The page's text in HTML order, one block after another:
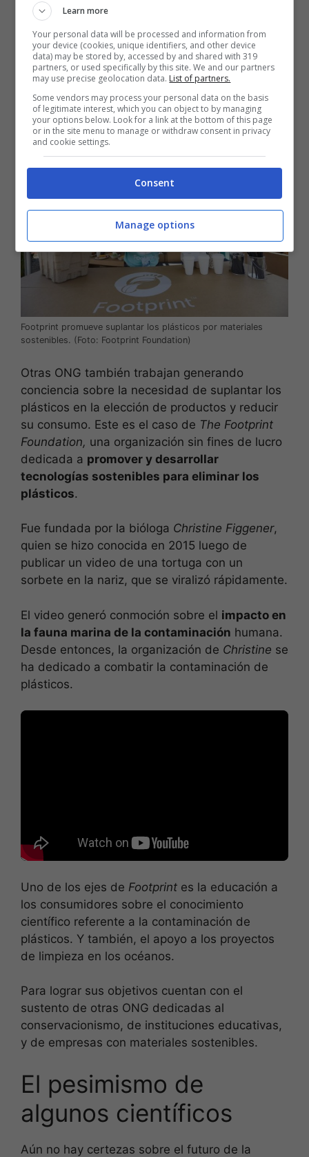
consumo.
Greenpeacepromueve la concientización con
diferentes campañas a lo largo del mundo.
Además,apela al consumo responsable y las
acciones que deben hacer las empresaspara
suplantar los materiales contaminantes.
Footprint promueve suplantar los plásticos por materiales
sostenibles. (Foto: Footprint Foundation)
Otras ONG también trabajan generando
conciencia sobre la necesidad de suplantar los
plásticos en la elección de productos y reducir
su consumo. Este es el caso de The Footprint
Foundation, una organización sin fines de lucro
dedicada a promover y desarrollar
tecnologías sostenibles para eliminar los
plásticos.
Fue fundada por la bióloga Christine Figgener,
quien se hizo conocida en 2015 luego de
publicar un video de una tortuga con un
sorbete en la nariz, que se viralizó rápidamente.
El video generó conmoción sobre el impacto en
la fauna marina de la contaminación humana.
Desde entonces, la organización de Christine se
ha dedicado a combatir la contaminación de
plásticos.
Uno de los ejes de Footprint es la educación a
los consumidores sobre el conocimiento
científico referente a la contaminación de
plásticos. Y también, el apoyo a los proyectos
de limpieza en los océanos.
Para lograr sus objetivos cuentan con el
sustento de otras ONG dedicadas al
conservacionismo, de instituciones educativas,
y de empresas con materiales sostenibles.
El pesimismo de
algunos científicos
Aún no hay certezas sobre el futuro de la
Learn more
Your personal data will be processed and information from
your device (cookies, unique identifiers, and other device
data) may be stored by, accessed by and shared with 319
partners, or used specifically by this site. We and our partners
may use precise geolocation data. List of partners.
Some vendors may process your personal data on the basis
of legitimate interest, which you can object to by managing
your options below. Look for a link at the bottom of this page
or in the site menu to manage or withdraw consent in privacy
and cookie settings.
Consent
Manage options